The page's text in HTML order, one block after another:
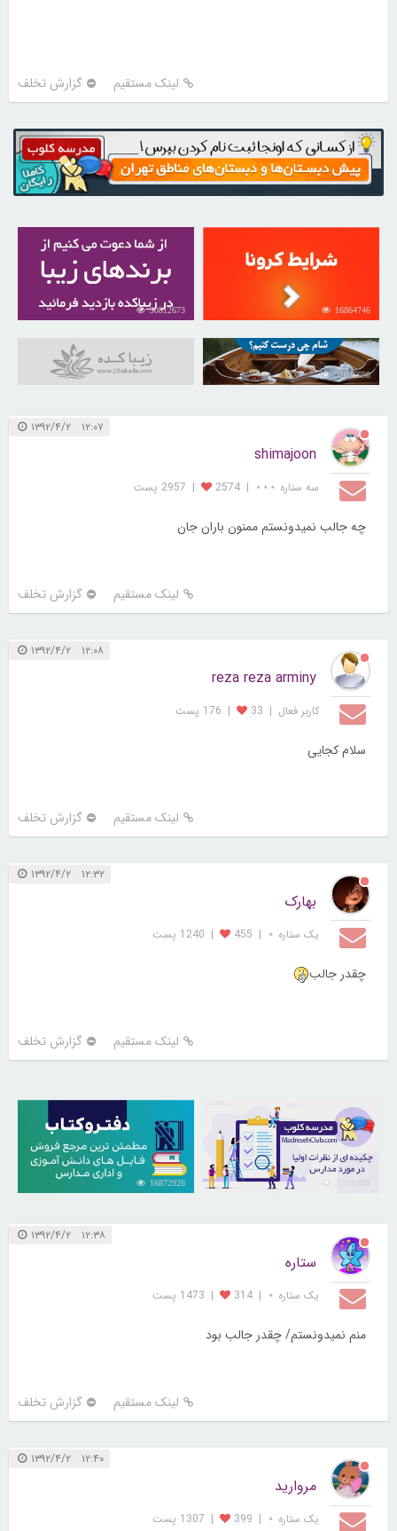
لینک مستقیم گزارش تخلف
16864746
30812673
31036698
۱۲:۰۷ ۱۳۹۲/۴/۲
shimajoon
سه ستاره ⋆⋆⋆ |
2574
| 2957 پست
چه جالب نميدونستم ممنون باران جان
لینک مستقیم گزارش تخلف
۱۲:۰۸ ۱۳۹۲/۴/۲
reza reza arminy
کاربر فعال |
33
| 176 پست
سلام کجایی
لینک مستقیم گزارش تخلف
۱۲:۳۲ ۱۳۹۲/۴/۲
بهارک
یک ستاره ⋆ |
455
| 1240 پست
چقدر جالب
لینک مستقیم گزارش تخلف
16872926
۱۲:۳۸ ۱۳۹۲/۴/۲
ستاره
یک ستاره ⋆ |
314
| 1473 پست
منم نمیدونستم/ چقدر جالب بود
لینک مستقیم گزارش تخلف
۱۲:۴۰ ۱۳۹۲/۴/۲
مروارید
یک ستاره ⋆ |
399
| 1307 پست